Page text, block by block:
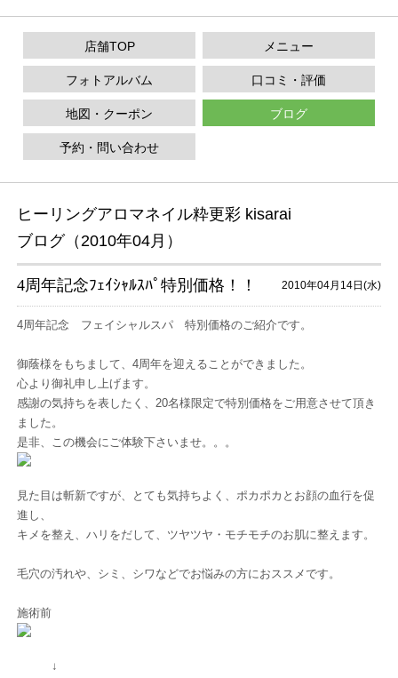
店舗TOP メニュー
フォトアルバム 口コミ・評価
地図・クーポン ブログ
予約・問い合わせ
ヒーリングアロマネイル粋更彩 kisarai
ブログ（2010年04月）
4周年記念ﾌｪｲｼｬﾙｽﾊﾟ特別価格！！ 2010年04月14日(水)
4周年記念 フェイシャルスパ 特別価格のご紹介です。
御蔭様をもちまして、4周年を迎えることができました。
心より御礼申し上げます。
感謝の気持ちを表したく、20名様限定で特別価格をご用意させて頂き
ました。
是非、この機会にご体験下さいませ。。。
見た目は斬新ですが、とても気持ちよく、ポカポカとお顔の血行を促
進し、
キメを整え、ハリをだして、ツヤツヤ・モチモチのお肌に整えます。
毛穴の汚れや、シミ、シワなどでお悩みの方におススメです。
施術前
↓